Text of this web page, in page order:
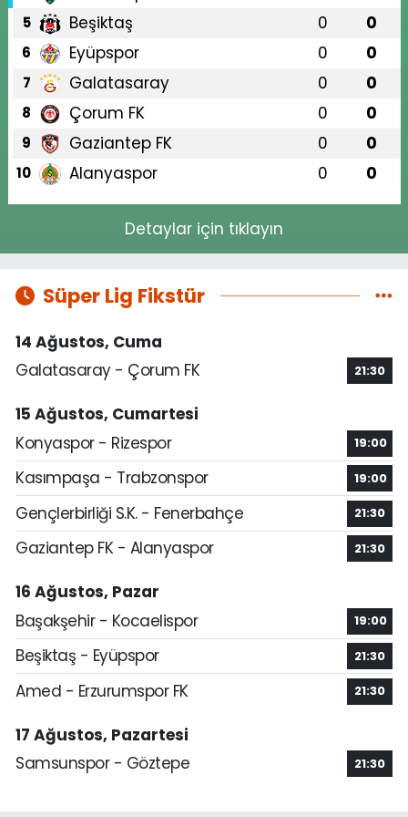
5 Beşiktaş 0 0
6 Eyüpspor 0 0
7 Galatasaray 0 0
8 Çorum FK 0 0
9 Gaziantep FK 0 0
10 Alanyaspor 0 0
Detaylar için tıklayın
Süper Lig Fikstür
14 Ağustos, Cuma
Galatasaray - Çorum FK
21:30
15 Ağustos, Cumartesi
Konyaspor - Rizespor
19:00
Kasımpaşa - Trabzonspor 19:00
Gençlerbirliği S.K. - Fenerbahçe 21:30
Gaziantep FK - Alanyaspor 21:30
16 Ağustos, Pazar
Başakşehir - Kocaelispor
19:00
Beşiktaş - Eyüpspor 21:30
Amed - Erzurumspor FK 21:30
17 Ağustos, Pazartesi
Samsunspor - Göztepe
21:30